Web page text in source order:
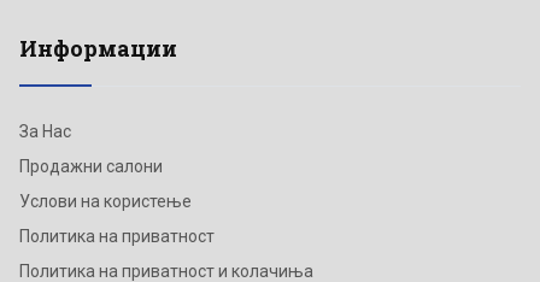
Информации
За Нас
Продажни салони
Услови на користење
Политика на приватност
Политика на приватност и колачиња